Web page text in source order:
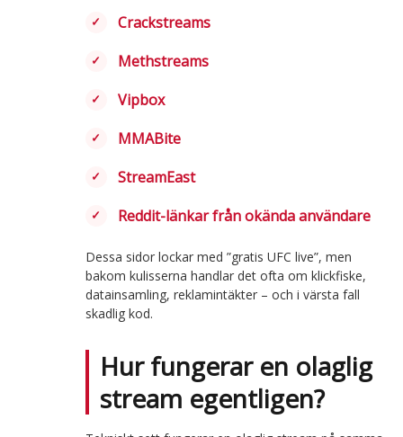
Crackstreams
Methstreams
Vipbox
MMABite
StreamEast
Reddit-länkar från okända användare
Dessa sidor lockar med ”gratis UFC live”, men
bakom kulisserna handlar det ofta om klickfiske,
datainsamling, reklamintäkter – och i värsta fall
skadlig kod.
Hur fungerar en olaglig
stream egentligen?